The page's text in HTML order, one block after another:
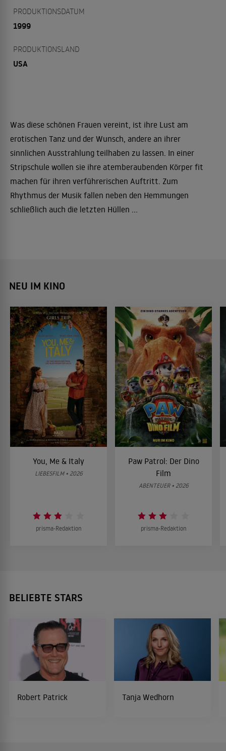
PRODUKTIONSDATUM
1999
PRODUKTIONSLAND
USA
Was diese schönen Frauen vereint, ist ihre Lust am
erotischen Tanz und der Wunsch, andere an ihrer
sinnlichen Ausstrahlung teilhaben zu lassen. In einer
Stripschule wollen sie ihre atemberaubenden Körper fit
machen für ihren verführerischen Auftritt. Zum
Rhythmus der Musik fallen neben den Hemmungen
schließlich auch die letzten Hüllen ...
NEU IM KINO
You, Me & Italy
LIEBESFILM • 2026
prisma-Redaktion
Paw Patrol: Der Dino
Film
ABENTEUER • 2026
prisma-Redaktion
BELIEBTE STARS
Robert Patrick Tanja Wedhorn